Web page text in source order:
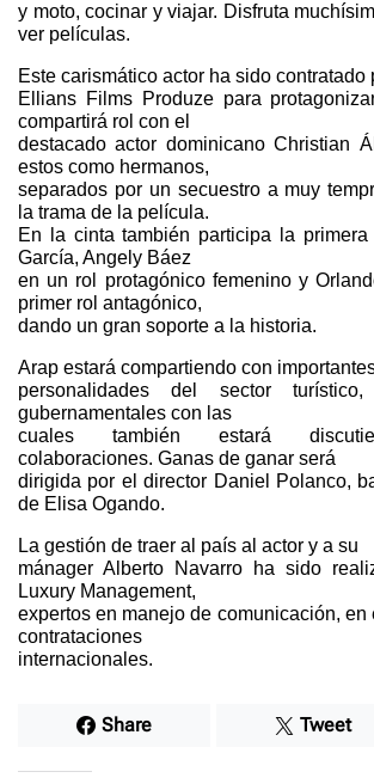
y moto, cocinar y viajar. Disfruta
ver películas.
Este carismático actor ha sido contratado
Ellians Films Produze para
compartirá rol con el
destacado actor dominicano Christian
estos como hermanos,
separados por un secuestro a muy
la trama de la película.
En la cinta también participa la primera
García, Angely Báez
en un rol protagónico femenino y
primer rol antagónico,
dando un gran soporte a la historia.
Arap estará compartiendo con
personalidades del sector
gubernamentales con las
cuales también estará
colaboraciones. Ganas de ganar será
dirigida por el director Daniel Polanco,
de Elisa Ogando.
La gestión de traer al país al actor y a su
mánager Alberto Navarro ha sido
Luxury Management,
expertos en manejo de comunicación, en
contrataciones
internacionales.
Share Tweet